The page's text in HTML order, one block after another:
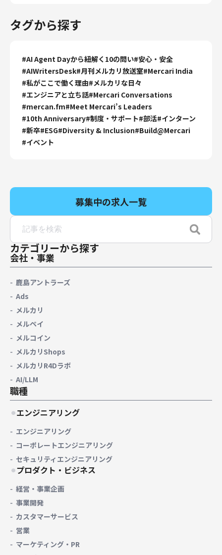
タグから探す
#AI Agent Dayから紐解く10の問い#安心・安全
#AIWritersDesk#月刊メルカリ放送室#Mercari India
#私がここで働く理由#メルカリな日々
#エンジニアと立ち話#Mercari Conversations
#mercan.fm#Meet Mercari’s Leaders
#10th Anniversary#制度・サポート#部活#インターン
#新卒#ESG#Diversity & Inclusion#Build@Mercari
#イベント
募集中の求人一覧
カテゴリーから探す
会社・事業
鹿島アントラーズ
Ads
メルカリ
メルペイ
メルコイン
メルカリShops
メルカリR4Dラボ
AI/LLM
職種
エンジニアリング
エンジニアリング
コーポレートエンジニアリング
セキュリティエンジニアリング
プロダクト・ビジネス
経営・事業企画
事業開発
カスタマーサービス
営業
マーケティング・PR